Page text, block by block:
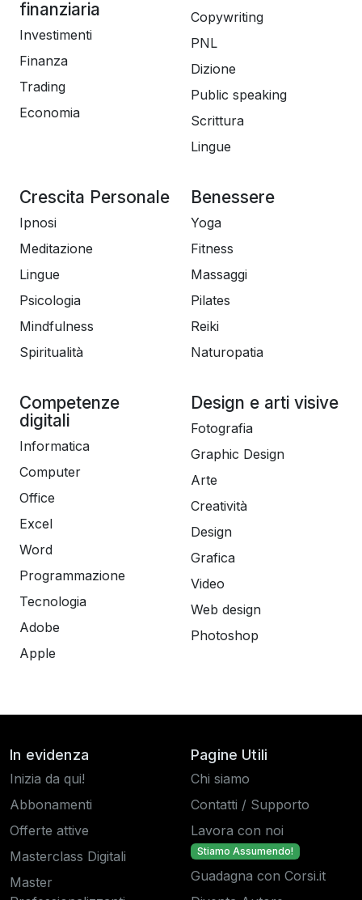
finanziaria
Investimenti
Finanza
Trading
Economia
Copywriting
PNL
Dizione
Public speaking
Scrittura
Lingue
Crescita Personale
Ipnosi
Meditazione
Lingue
Psicologia
Mindfulness
Spiritualità
Benessere
Yoga
Fitness
Massaggi
Pilates
Reiki
Naturopatia
Competenze
digitali
Informatica
Computer
Office
Excel
Word
Programmazione
Tecnologia
Adobe
Apple
Design e arti visive
Fotografia
Graphic Design
Arte
Creatività
Design
Grafica
Video
Web design
Photoshop
In evidenza
Inizia da qui!
Abbonamenti
Offerte attive
Masterclass Digitali
Master
Pagine Utili
Chi siamo
Contatti / Supporto
Lavora con noi
Stiamo Assumendo!
Guadagna con Corsi.it